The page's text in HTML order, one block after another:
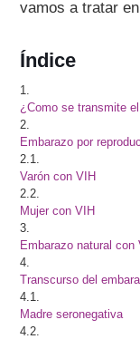
vamos a tratar
Índice
1.
¿Como se transmite
2.
Embarazo por
2.1.
Varón con VIH
2.2.
Mujer con VIH
3.
Embarazo natural con
4.
Transcurso del
4.1.
Madre seronegativa
4.2.